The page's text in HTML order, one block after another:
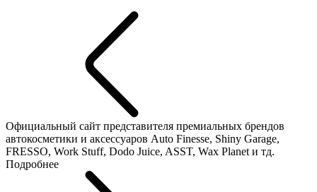
Официальный сайт представителя премиальных брендов
автокосметики и аксессуаров Auto Finesse, Shiny Garage,
FRESSO, Work Stuff, Dodo Juice, ASST, Wax Planet и тд.
Подробнее